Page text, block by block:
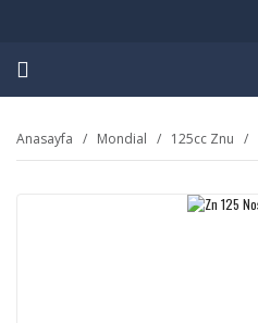
Anasayfa Mondial 125cc Znu